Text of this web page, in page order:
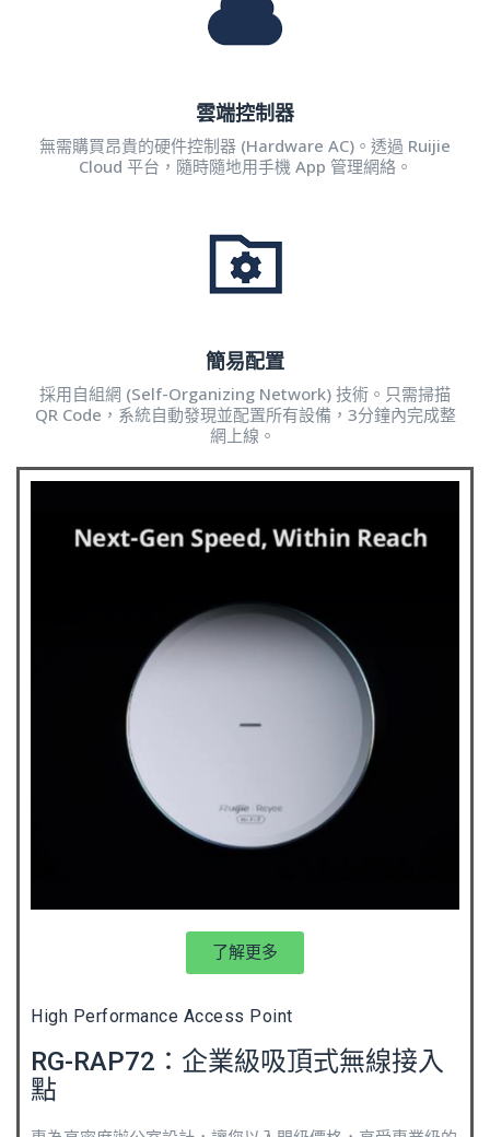
雲端控制器
無需購買昂貴的硬件控制器 (Hardware AC)。透過 Ruijie
Cloud 平台，隨時隨地用手機 App 管理網絡。
簡易配置
採用自組網 (Self-Organizing Network) 技術。只需掃描
QR Code，系統自動發現並配置所有設備，3分鐘內完成整
網上線。
了解更多
High Performance Access Point
RG-RAP72：企業級吸頂式無線接入
點